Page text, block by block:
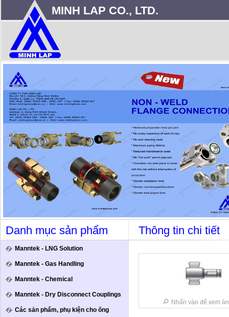
MINH LAP CO., LTD.
Danh mục sản phẩm
Manntek - LNG Solution
Manntek - Gas Handling
Manntek - Chemical
Manntek - Dry Disconnect Couplings
Các sản phẩm, phụ kiện cho ống
Thông tin chi tiết
Nhấn vào để xem